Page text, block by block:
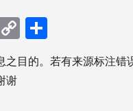
Copy
Link享
目的。若有来源标注
谢